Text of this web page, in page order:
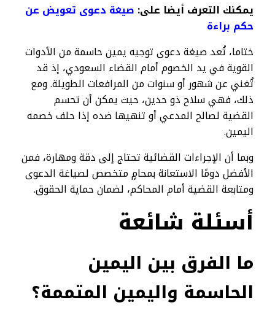
يمكنك التعرف أيضا على: صيغة دعوى تعويض عن
حكم براءة​
ختاما، تُعد صيغة دعوى توجيه يمين حاسمة من الأدوات
القوية في يد الخصوم أمام القضاء السعودي، إذ قد
تُغني عن شهور أو سنوات من المرافعات الطويلة. ومع
ذلك، فهي سلاح ذو حدين، حيث يمكن أن تحسم
القضية لصالح المدعي أو تنهيها ضده إذا حلف خصمه
اليمين.
وبما أن الإجراءات القضائية تحتاج إلى دقة ومهارة، فمن
الأفضل دومًا الاستعانة بمحامٍ متخصص لصياغة الدعوى
ومتابعة القضية أمام المحاكم، لضمان حماية الحقوق.
أسئلة شائعة
ما الفرق بين اليمين
الحاسمة واليمين المتممة؟